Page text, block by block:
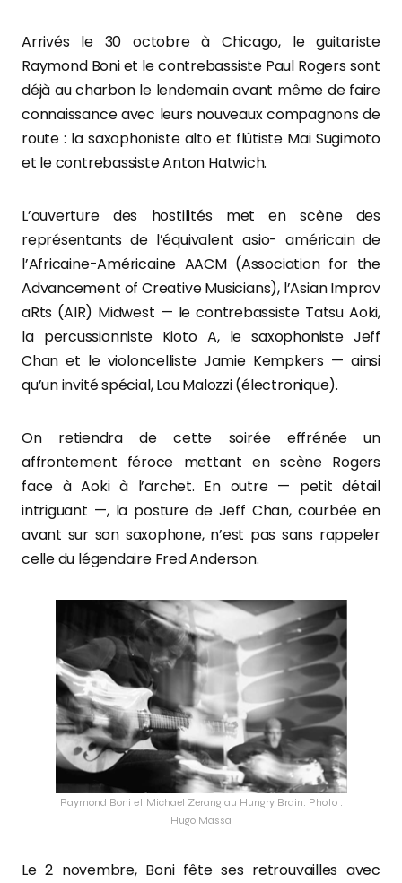
Arrivés le 30 octobre à Chicago, le guitariste
Raymond Boni et le contrebassiste Paul Rogers sont
déjà au charbon le lendemain avant même de faire
connaissance avec leurs nouveaux compagnons de
route : la saxophoniste alto et flûtiste Mai Sugimoto
et le contrebassiste Anton Hatwich.
L’ouverture des hostilités met en scène des
représentants de l’équivalent asio- américain de
l’Africaine-Américaine AACM (Association for the
Advancement of Creative Musicians), l’Asian Improv
aRts (AIR) Midwest — le contrebassiste Tatsu Aoki,
la percussionniste Kioto A, le saxophoniste Jeff
Chan et le violoncelliste Jamie Kempkers — ainsi
qu’un invité spécial, Lou Malozzi (électronique).
On retiendra de cette soirée effrénée un
affrontement féroce mettant en scène Rogers
face à Aoki à l’archet. En outre — petit détail
intriguant —, la posture de Jeff Chan, courbée en
avant sur son saxophone, n’est pas sans rappeler
celle du légendaire Fred Anderson.
Raymond Boni et Michael Zerang au Hungry Brain. Photo :
Hugo Massa
Le 2 novembre, Boni fête ses retrouvailles avec